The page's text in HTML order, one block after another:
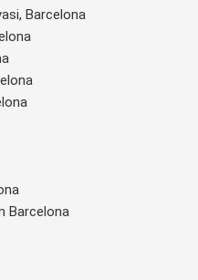
Barcelona
Barcelona